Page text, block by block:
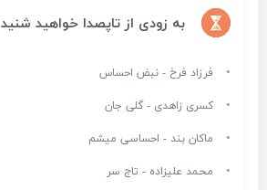
به زودی از تاپصدا خواهید شنید
فرزاد فرخ - نبض احساس
کسری زاهدی - گلی جان
ماکان بند - احساسی میشم
محمد علیزاده - تاج سر